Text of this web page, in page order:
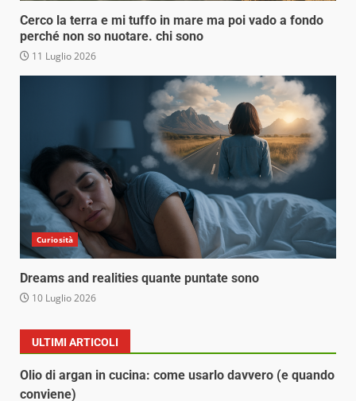
Cerco la terra e mi tuffo in mare ma poi vado a fondo
perché non so nuotare. chi sono
11 Luglio 2026
Curiosità
Dreams and realities quante puntate sono
10 Luglio 2026
ULTIMI ARTICOLI
Olio di argan in cucina: come usarlo davvero (e quando
conviene)